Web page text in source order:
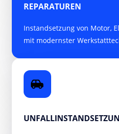
REPARATUREN
Instandsetzung von Motor,
mit modernster